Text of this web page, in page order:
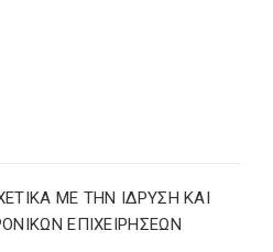
ΜΕ ΤΗΝ ΙΔΡΥΣΗ ΚΑΙ
ΕΠΙΧΕΙΡΗΣΕΩΝ